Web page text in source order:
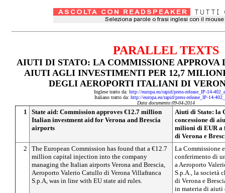
PARALLEL TEXTS
AIUTI DI STATO: LA COMMISSIONE APPROVA
AIUTI AGLI INVESTIMENTI PER 12,7
DEGLI AEROPORTI ITALIANI DI
Inglese tratto da: http://europa.eu/rapid/press-release_IP-14-
Italiano tratto da: http://europa.eu/rapid/press-release_IP-14-
Data documento:09-04-2014
1
State aid: Commission approves €12.7 million
Italian investment aid for Verona and Brescia
airports
Aiuti di Stato: la
concessione di
milioni di EUR a
di Verona e
2
The European Commission has found that a €12.7
million capital injection into the company
managing the Italian airports Verona and Brescia,
Aeroporto Valerio Catullo di Verona Villafranca
S.p.A, was in line with EU state aid rules.
La Commissione
conferimento di
a Aeroporto
S.p.A., la società
di Verona e
in materia di aiuti